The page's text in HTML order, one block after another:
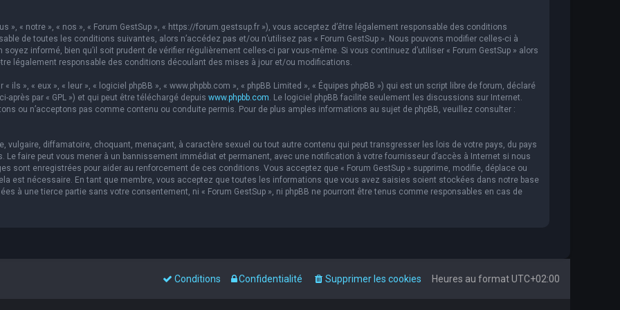
», « notre », « nos », « Forum GestSup », « https://forum.gestsup.fr »), vous acceptez d’être légalement responsable des conditions
de toutes les conditions suivantes, alors n’accédez pas et/ou n’utilisez pas « Forum GestSup ». Nous pouvons modifier celles-ci à
informé, bien qu’il soit prudent de vérifier régulièrement celles-ci par vous-même. Si vous continuez d’utiliser « Forum GestSup » alors
légalement responsable des conditions découlant des mises à jour et/ou modifications.
ils », « eux », « leur », « logiciel phpBB », « www.phpbb.com », « phpBB Limited », « Équipes phpBB ») qui est un script libre de forum, déclaré
après par « GPL ») et qui peut être téléchargé depuis www.phpbb.com. Le logiciel phpBB facilite seulement les discussions sur Internet.
ou n’acceptons pas comme contenu ou conduite permis. Pour de plus amples informations au sujet de phpBB, veuillez consulter :
vulgaire, diffamatoire, choquant, menaçant, à caractère sexuel ou tout autre contenu qui peut transgresser les lois de votre pays, du pays
Le faire peut vous mener à un bannissement immédiat et permanent, avec une notification à votre fournisseur d’accès à Internet si nous
sont enregistrées pour aider au renforcement de ces conditions. Vous acceptez que « Forum GestSup » supprime, modifie, déplace ou
est nécessaire. En tant que membre, vous acceptez que toutes les informations que vous avez saisies soient stockées dans notre base
à une tierce partie sans votre consentement, ni « Forum GestSup », ni phpBB ne pourront être tenus comme responsables en cas de
Heures au formatUTC+02:00
Supprimer les cookies
Confidentialité
Conditions